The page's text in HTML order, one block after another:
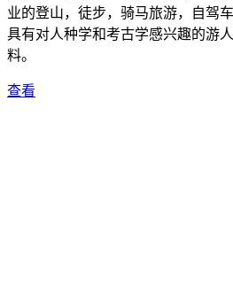
业的登山，徒步，骑马旅游，自驾
具有对人种学和考古学感兴趣的游
料。
查看